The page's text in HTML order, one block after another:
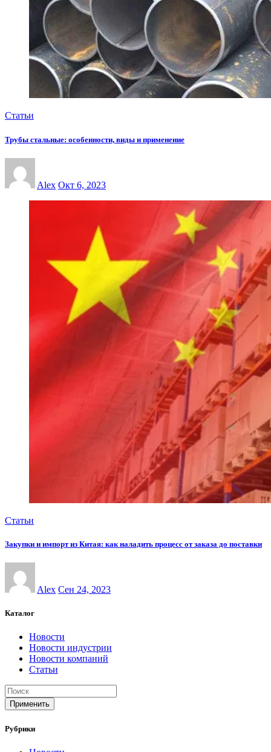
Статьи
Трубы стальные: особенности, виды и применение
Alex Окт 6, 2023
Статьи
Закупки и импорт из Китая: как наладить процесс от заказа до поставки
Alex Сен 24, 2023
Каталог
Новости
Новости индустрии
Новости компаний
Статьи
Применить
Рубрики